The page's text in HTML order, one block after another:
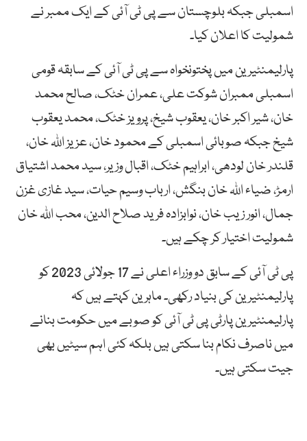
اسمبلی جبکہ بلوچستان سے پی ٹی آئی کے ایک ممبر نے
شمولیت کا اعلان کیا۔
پارلیمنٹیرین میں پختونخواہ سے پی ٹی آئی کے سابقہ قومی
اسمبلی ممبران شوکت علی، عمران خٹک، صالح محمد
خان، شیر اکبر خان، یعقوب شیخ، پرویز خٹک، محمد یعقوب
شیخ جبکہ صوبائی اسمبلی کے محمود خان، عزیز اللہ خان،
قلندر خان لودھی، ابراہیم خٹک، اقبال وزیر، سید محمد اشتیاق
ارمڑ، ضیاء اللہ خان بنگش، ارباب وسیم حیات، سید غازی غزن
جمال، انور زیب خان، نوابزادہ فرید صلاح الدین، محب اللہ خان
شمولیت اختیار کر چکے ہیں۔
پی ٹی آئی کے سابق دو وزراء اعلی نے 17 جولائی 2023 کو
پارلیمنٹیرین کی بنیاد رکھی۔ ماہرین کہتے ہیں کہ
پارلیمنٹیرین پارٹی پی ٹی آئی کو صوبے میں حکومت بنانے
میں ناصرف نکام بنا سکتی ہیں بلکہ کئی اہم سیٹیں بھی
جیت سکتی ہیں۔